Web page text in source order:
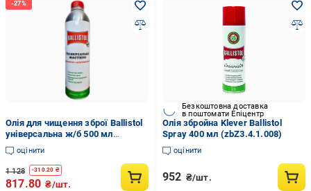
Олія для чищення зброї Ballistol
універсальна ж/б 500 мл
(21542733)
оцінити
1 128 -310.20 ₴
817.80 ₴/шт.
Безкоштовна доставка
в поштомати Епіцентр
Олія збройна Klever Ballistol
Spray 400 мл (zbZ3.4.1.008)
оцінити
952 ₴/шт.